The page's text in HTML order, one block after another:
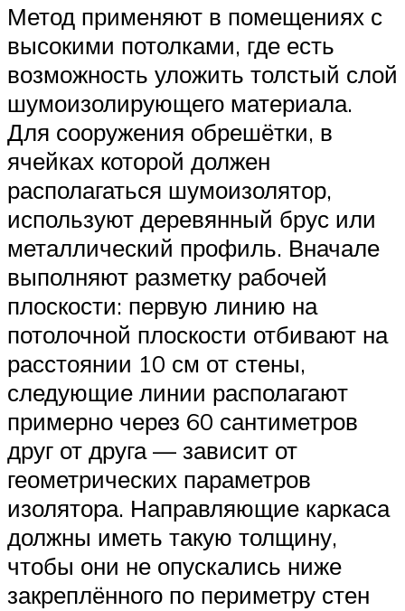
Метод применяют в помещениях с
высокими потолками, где есть
возможность уложить толстый слой
шумоизолирующего материала.
Для сооружения обрешётки, в
ячейках которой должен
располагаться шумоизолятор,
используют деревянный брус или
металлический профиль. Вначале
выполняют разметку рабочей
плоскости: первую линию на
потолочной плоскости отбивают на
расстоянии 10 см от стены,
следующие линии располагают
примерно через 60 сантиметров
друг от друга — зависит от
геометрических параметров
изолятора. Направляющие каркаса
должны иметь такую толщину,
чтобы они не опускались ниже
закреплённого по периметру стен